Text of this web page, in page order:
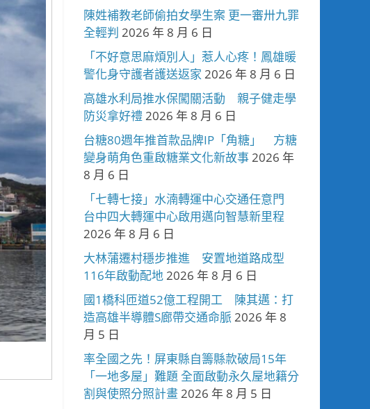
陳姓補教老師偷拍女學生案 更一審卅九罪
全輕判 2026 年 8 月 6 日
「不好意思麻煩別人」惹人心疼！鳳雄暖
警化身守護者護送返家 2026 年 8 月 6 日
高雄水利局推水保闖關活動 親子健走學
防災拿好禮2026 年 8 月 6 日
台糖80週年推首款品牌IP「角糖」 方糖
變身萌角色重啟糖業文化新故事2026 年
8 月 6 日
「七轉七接」水湳轉運中心交通任意門
台中四大轉運中心啟用邁向智慧新里程
2026 年 8 月 6 日
大林蒲遷村穩步推進 安置地道路成型
116年啟動配地2026 年 8 月 6 日
國1橋科匝道52億工程開工 陳其邁：打
造高雄半導體S廊帶交通命脈2026 年 8
月 5 日
率全國之先！屏東縣自籌縣款破局15年
「一地多屋」難題 全面啟動永久屋地籍分
割與使照分照計畫2026 年 8 月 5 日